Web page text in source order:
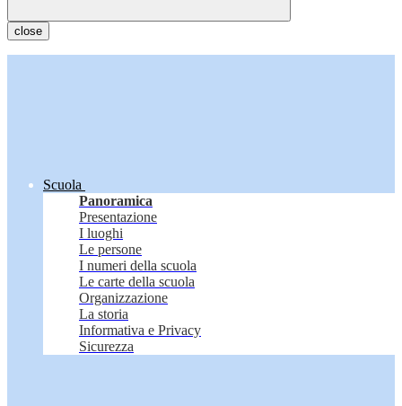
close
Scuola
Panoramica
Presentazione
I luoghi
Le persone
I numeri della scuola
Le carte della scuola
Organizzazione
La storia
Informativa e Privacy
Sicurezza